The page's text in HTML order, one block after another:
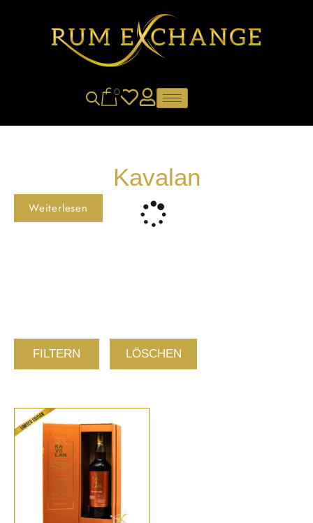
0
Kavalan
Weiterlesen
FILTERN LÖSCHEN